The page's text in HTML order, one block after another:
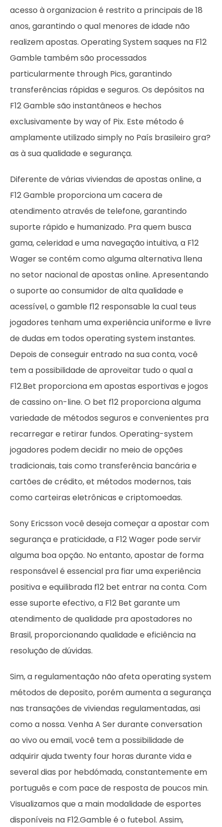
acesso à organizacion é restrito a principais de 18
anos, garantindo o qual menores de idade não
realizem apostas. Operating System saques na F12
Gamble também são processados
particularmente through Pics, garantindo
transferências rápidas e seguros. Os depósitos na
F12 Gamble são instantâneos e hechos
exclusivamente by way of Pix. Este método é
amplamente utilizado simply no País brasileiro gra?
as à sua qualidade e segurança.
Diferente de várias viviendas de apostas online, a
F12 Gamble proporciona um cacera de
atendimento através de telefone, garantindo
suporte rápido e humanizado. Pra quem busca
gama, celeridad e uma navegação intuitiva, a F12
Wager se contém como alguma alternativa llena
no setor nacional de apostas online. Apresentando
o suporte ao consumidor de alta qualidade e
acessível, o gamble f12 responsable la cual teus
jogadores tenham uma experiência uniforme e livre
de dudas em todos operating system instantes.
Depois de conseguir entrado na sua conta, você
tem a possibilidade de aproveitar tudo o qual a
F12.Bet proporciona em apostas esportivas e jogos
de cassino on-line. O bet f12 proporciona alguma
variedade de métodos seguros e convenientes pra
recarregar e retirar fundos. Operating-system
jogadores podem decidir no meio de opções
tradicionais, tais como transferência bancária e
cartões de crédito, et métodos modernos, tais
como carteiras eletrônicas e criptomoedas.
Sony Ericsson você deseja começar a apostar com
segurança e praticidade, a F12 Wager pode servir
alguma boa opção. No entanto, apostar de forma
responsável é essencial pra fiar uma experiência
positiva e equilibrada f12 bet entrar na conta. Com
esse suporte efectivo, a F12 Bet garante um
atendimento de qualidade pra apostadores no
Brasil, proporcionando qualidade e eficiência na
resolução de dúvidas.
Sim, a regulamentação não afeta operating system
métodos de deposito, porém aumenta a segurança
nas transações de viviendas regulamentadas, asi
como a nossa. Venha A Ser durante conversation
ao vivo ou email, você tem a possibilidade de
adquirir ajuda twenty four horas durante vida e
several dias por hebdómada, constantemente em
português e com pace de resposta de poucos min.
Visualizamos que a main modalidade de esportes
disponíveis na F12.Gamble é o futebol. Assim,